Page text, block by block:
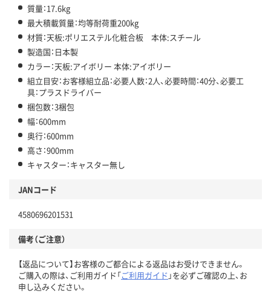
質量：17.6kg
最大積載質量：均等耐荷重200kg
材質：天板:ポリエステル化粧合板 本体:スチール
製造国：日本製
カラー：天板:アイボリー 本体:アイボリー
組立目安：お客様組立品：必要人数：2人、必要時間：40分、必要工
具：プラスドライバー
梱包数：3梱包
幅：600mm
奥行：600mm
高さ：900mm
キャスター：キャスター無し
JANコード
4580696201531
備考（ご注意）
【返品について】お客様のご都合による返品はお受けできません。
ご購入の際は、ご利用ガイド「ご利用ガイド 」を必ずご確認の上、お
申し込みください。